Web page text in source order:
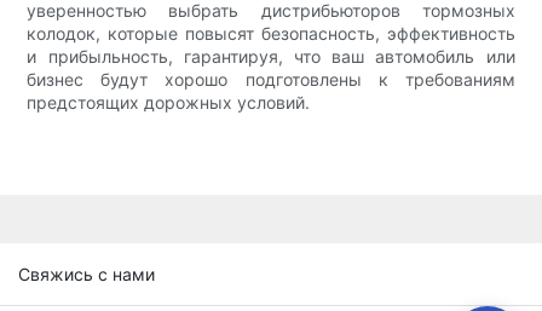
уверенностью выбрать дистрибьюторов тормозных
колодок, которые повысят безопасность, эффективность
и прибыльность, гарантируя, что ваш автомобиль или
бизнес будут хорошо подготовлены к требованиям
предстоящих дорожных условий.
Свяжись с нами